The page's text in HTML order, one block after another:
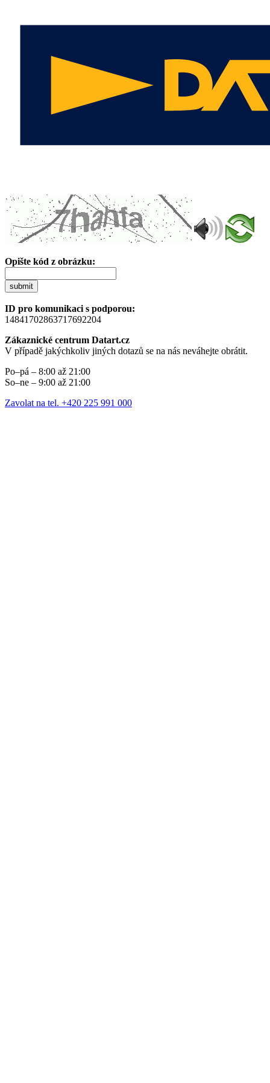
Opište kód z obrázku:
submit
ID pro komunikaci s podporou:
14841702863717692204
Zákaznické centrum Datart.cz
V případě jakýchkoliv jiných dotazů se na nás neváhejte obrátit.
Po–pá – 8:00 až 21:00
So–ne – 9:00 až 21:00
Zavolat na tel. +420 225 991 000